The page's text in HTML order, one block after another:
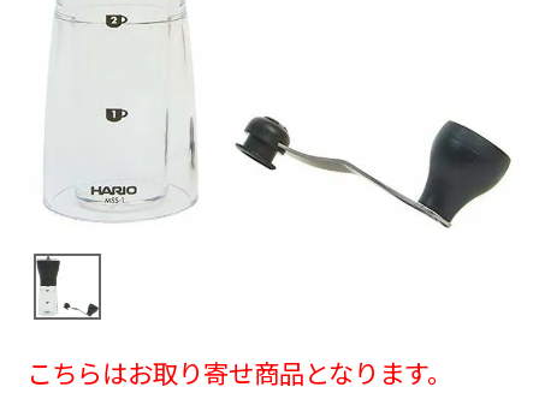
こちらはお取り寄せ商品となります。